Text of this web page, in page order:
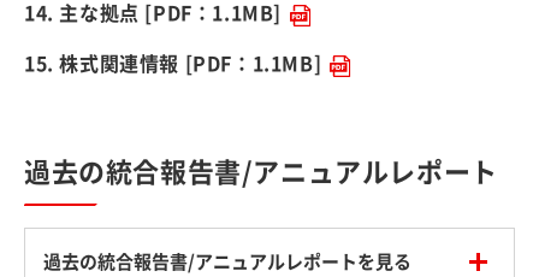
14. 主な拠点 [PDF：1.1MB]
15. 株式関連情報 [PDF：1.1MB]
過去の統合報告書/アニュアルレポート
過去の統合報告書/アニュアルレポートを見る